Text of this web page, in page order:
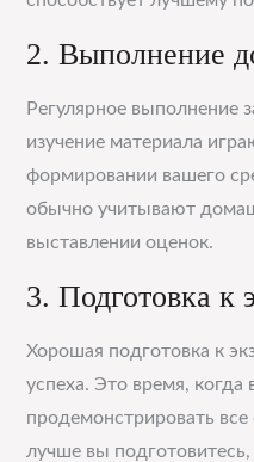
2. Выполнение
Регулярное выполнение
изучение материала
формировании вашего
обычно учитывают
выставлении оценок.
3. Подготовка к
Хорошая подготовка к
успеха. Это время,
продемонстрировать
лучше вы